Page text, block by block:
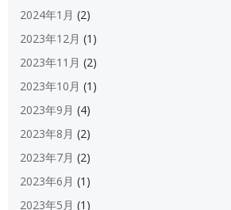
2024年1月 (2)
2023年12月 (1)
2023年11月 (2)
2023年10月 (1)
2023年9月 (4)
2023年8月 (2)
2023年7月 (2)
2023年6月 (1)
2023年5月 (1)